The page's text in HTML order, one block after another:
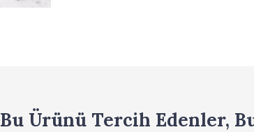
Bu Ürünü Tercih Edenler,